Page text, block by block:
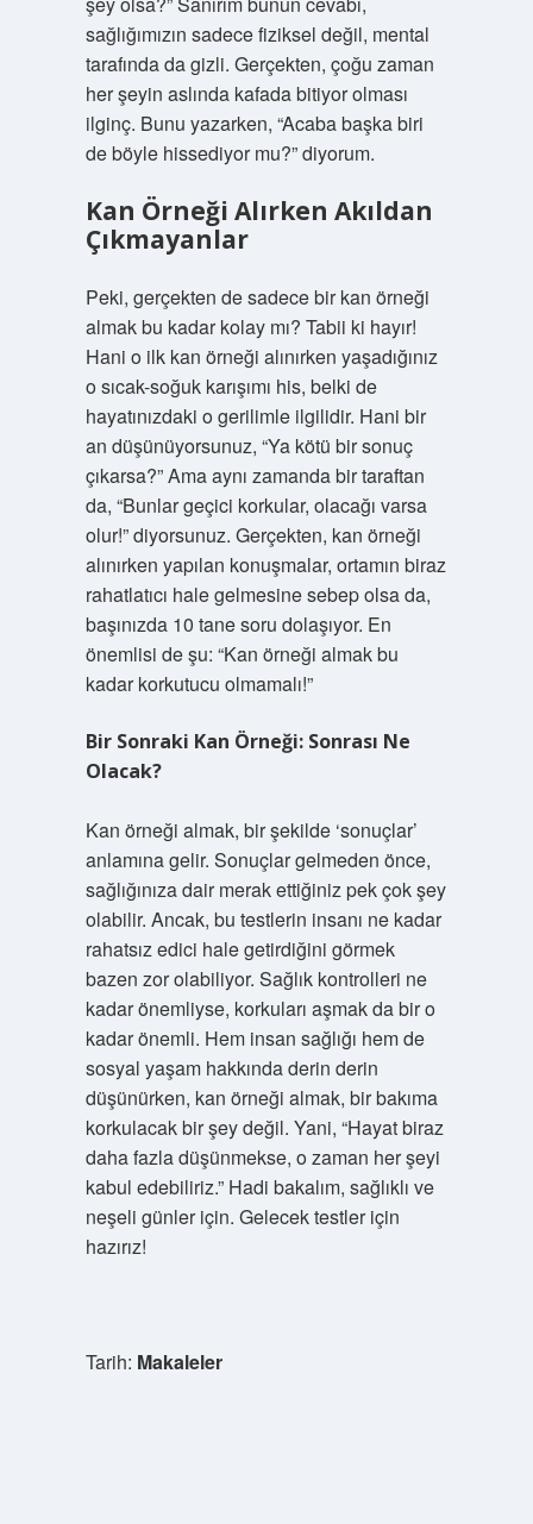
sağlığımızın sadece fiziksel değil, mental
tarafında da gizli. Gerçekten, çoğu zaman
her şeyin aslında kafada bitiyor olması
ilginç. Bunu yazarken, “Acaba başka biri
de böyle hissediyor mu?” diyorum.
Kan Örneği Alırken Akıldan
Çıkmayanlar
Peki, gerçekten de sadece bir kan örneği
almak bu kadar kolay mı? Tabii ki hayır!
Hani o ilk kan örneği alınırken yaşadığınız
o sıcak-soğuk karışımı his, belki de
hayatınızdaki o gerilimle ilgilidir. Hani bir
an düşünüyorsunuz, “Ya kötü bir sonuç
çıkarsa?” Ama aynı zamanda bir taraftan
da, “Bunlar geçici korkular, olacağı varsa
olur!” diyorsunuz. Gerçekten, kan örneği
alınırken yapılan konuşmalar, ortamın biraz
rahatlatıcı hale gelmesine sebep olsa da,
başınızda 10 tane soru dolaşıyor. En
önemlisi de şu: “Kan örneği almak bu
kadar korkutucu olmamalı!”
Bir Sonraki Kan Örneği: Sonrası Ne
Olacak?
Kan örneği almak, bir şekilde ‘sonuçlar’
anlamına gelir. Sonuçlar gelmeden önce,
sağlığınıza dair merak ettiğiniz pek çok şey
olabilir. Ancak, bu testlerin insanı ne kadar
rahatsız edici hale getirdiğini görmek
bazen zor olabiliyor. Sağlık kontrolleri ne
kadar önemliyse, korkuları aşmak da bir o
kadar önemli. Hem insan sağlığı hem de
sosyal yaşam hakkında derin derin
düşünürken, kan örneği almak, bir bakıma
korkulacak bir şey değil. Yani, “Hayat biraz
daha fazla düşünmekse, o zaman her şeyi
kabul edebiliriz.” Hadi bakalım, sağlıklı ve
neşeli günler için. Gelecek testler için
hazırız!
Tarih: Makaleler